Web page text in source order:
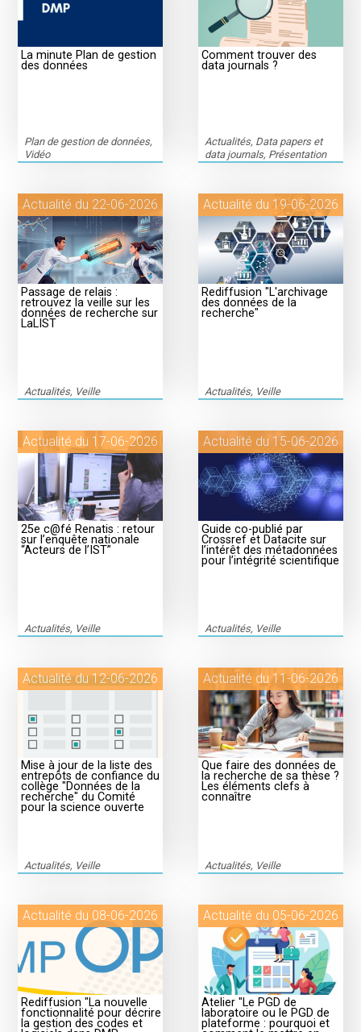
La minute Plan de gestion
des données
Plan de gestion de données,
Vidéo
Comment trouver des
data journals ?
Actualités, Data papers et
data journals, Présentation
Actualité du 22-06-2026
Passage de relais :
retrouvez la veille sur les
données de recherche sur
LaLIST
Actualités, Veille
Actualité du 19-06-2026
Rediffusion "L'archivage
des données de la
recherche"
Actualités, Veille
Actualité du 17-06-2026
25e c@fé Renatis : retour
sur l’enquête nationale
“Acteurs de l’IST”
Actualités, Veille
Actualité du 15-06-2026
Guide co-publié par
Crossref et Datacite sur
l’intérêt des métadonnées
pour l’intégrité scientifique
Actualités, Veille
Actualité du 12-06-2026
Mise à jour de la liste des
entrepôts de confiance du
collège "Données de la
recherche" du Comité
pour la science ouverte
Actualités, Veille
Actualité du 11-06-2026
Que faire des données de
la recherche de sa thèse ?
Les éléments clefs à
connaître
Actualités, Veille
Actualité du 08-06-2026
Rediffusion "La nouvelle
fonctionnalité pour décrire
la gestion des codes et
Actualité du 05-06-2026
Atelier "Le PGD de
laboratoire ou le PGD de
plateforme : pourquoi et